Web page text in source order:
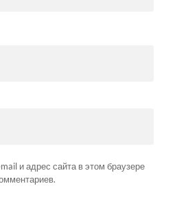
и адрес сайта в этом браузере